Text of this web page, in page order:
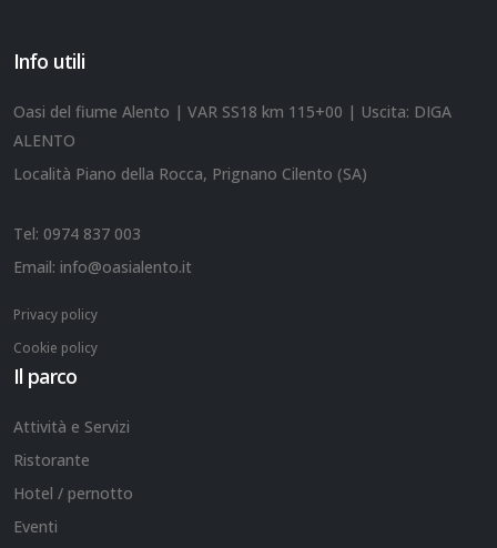
Info utili
Oasi del fiume Alento | VAR SS18 km 115+00 | Uscita: DIGA
ALENTO
Località Piano della Rocca, Prignano Cilento (SA)
Tel: 0974 837 003
Email: info@oasialento.it
Privacy policy
Cookie policy
Il parco
Attività e Servizi
Ristorante
Hotel / pernotto
Eventi